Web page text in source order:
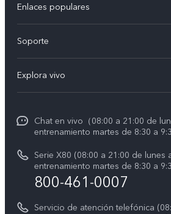
Enlaces populares
V60 Lite 5G
Y29
Soporte
Funtouch OS
Centro de servicio
Consulta el Precio de los Repuestos
Manual de usuario
Explora vivo
La vida en vivo
Acerca de nosotros
Avisos legales
Chat en vivo（08:00 a 21:00 de
entrenamiento martes de 8:30 a
Serie X80 (08:00 a 21:00 de lunes
entrenamiento martes de 8:30 a
800-461-0007
Servicio de atención telefónica